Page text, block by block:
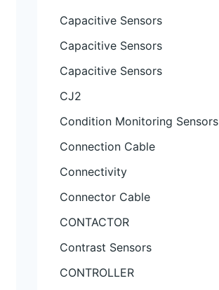
Capacitive Sensors
Capacitive Sensors
Capacitive Sensors
CJ2
Condition Monitoring Sensors
Connection Cable
Connectivity
Connector Cable
CONTACTOR
Contrast Sensors
CONTROLLER